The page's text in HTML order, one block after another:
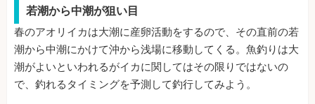
若潮から中潮が狙い目
春のアオリイカは大潮に産卵活動をするので、その直前の若
潮から中潮にかけて沖から浅場に移動してくる。魚釣りは大
潮がよいといわれるがイカに関してはその限りではないの
で、釣れるタイミングを予測して釣行してみよう。